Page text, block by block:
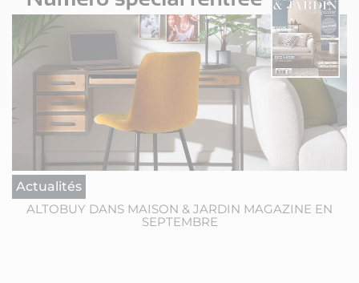
Actualités
ALTOBUY DANS MAISON & JARDIN MAGAZINE EN
SEPTEMBRE